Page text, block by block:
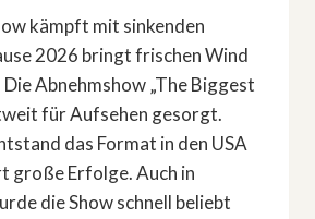
kämpft mit sinkenden
2026 bringt frischen Wind
Abnehmshow „The Biggest
für Aufsehen gesorgt.
das Format in den USA
große Erfolge. Auch in
die Show schnell beliebt